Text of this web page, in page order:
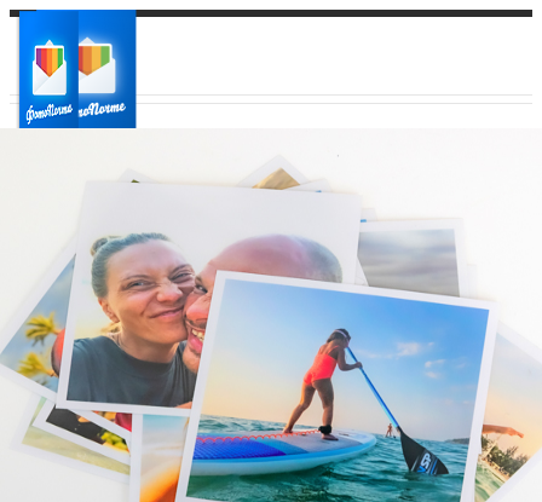
Ваш регион доставки
Выберите из списка: